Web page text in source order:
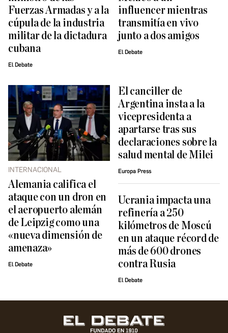
Fuerzas Armadas y a la
cúpula de la industria
militar de la dictadura
cubana
El Debate
influencer mientras
transmitía en vivo
junto a dos amigos
El Debate
INTERNACIONAL
Alemania califica el
ataque con un dron en
el aeropuerto alemán
de Leipzig como una
«nueva dimensión de
amenaza»
El Debate
El canciller de
Argentina insta a la
vicepresidenta a
apartarse tras sus
declaraciones sobre la
salud mental de Milei
Europa Press
Ucrania impacta una
refinería a 250
kilómetros de Moscú
en un ataque récord de
más de 600 drones
contra Rusia
El Debate